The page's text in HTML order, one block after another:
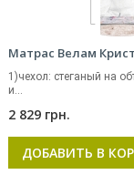
Матрас Велам
1)чехол: стеганый на
и...
2 829 грн.
ДОБАВИТЬ В